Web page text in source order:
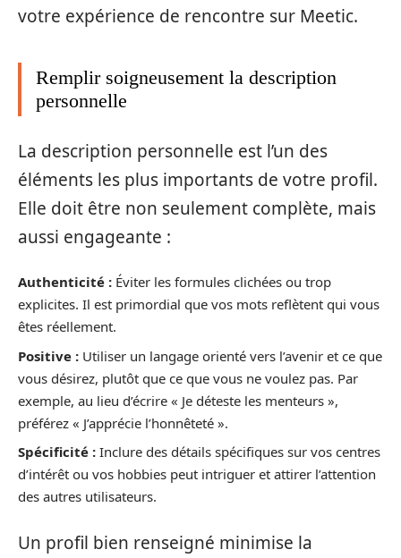
votre expérience de rencontre sur Meetic.
Remplir soigneusement la description
personnelle
La description personnelle est l’un des
éléments les plus importants de votre profil.
Elle doit être non seulement complète, mais
aussi engageante :
Authenticité : Éviter les formules clichées ou trop
explicites. Il est primordial que vos mots reflètent qui vous
êtes réellement.
Positive : Utiliser un langage orienté vers l’avenir et ce que
vous désirez, plutôt que ce que vous ne voulez pas. Par
exemple, au lieu d’écrire « Je déteste les menteurs »,
préférez « J’apprécie l’honnêteté ».
Spécificité : Inclure des détails spécifiques sur vos centres
d’intérêt ou vos hobbies peut intriguer et attirer l’attention
des autres utilisateurs.
Un profil bien renseigné minimise la